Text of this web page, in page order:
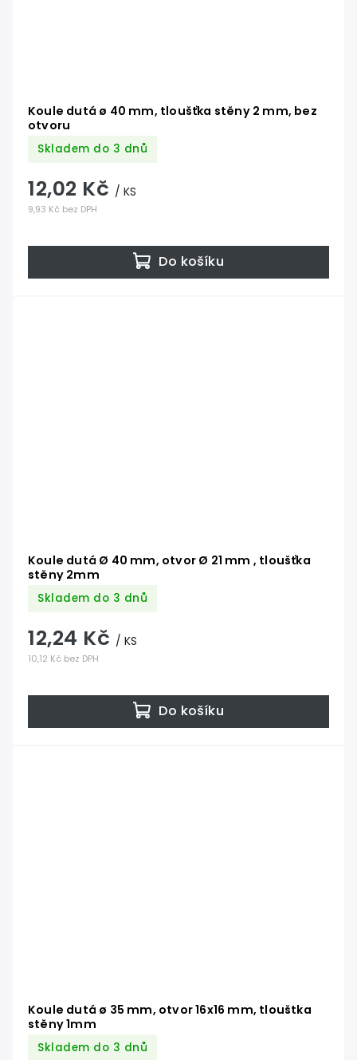
Koule dutá ø 40 mm, tloušťka stěny 2 mm, bez
otvoru
Skladem do 3 dnů
9,93 Kč bez DPH
12,02 Kč / KS
Do košíku
Koule dutá Ø 40 mm, otvor Ø 21 mm , tloušťka
stěny 2mm
Skladem do 3 dnů
10,12 Kč bez DPH
12,24 Kč / KS
Do košíku
Koule dutá ø 35 mm, otvor 16x16 mm, tlouštka
stěny 1mm
Skladem do 3 dnů